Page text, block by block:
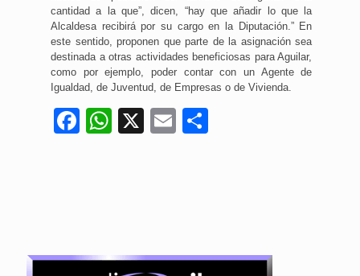
cantidad a la que”, dicen, “hay que añadir lo que la
Alcaldesa recibirá por su cargo en la Diputación.” En
este sentido, proponen que parte de la asignación sea
destinada a otras actividades beneficiosas para Aguilar,
como por ejemplo, poder contar con un Agente de
Igualdad, de Juventud, de Empresas o de Vivienda.
Facebook
WhatsApp
X Email